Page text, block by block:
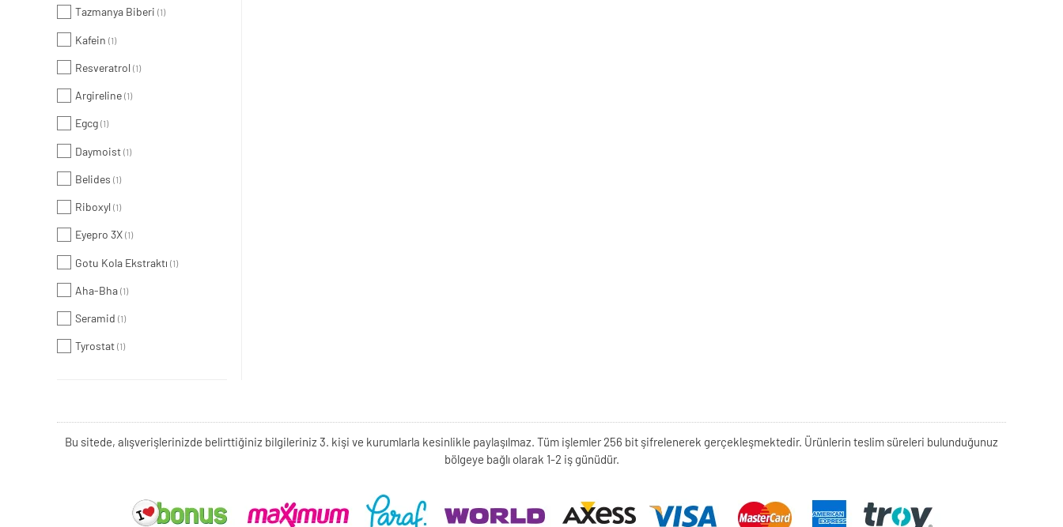
Tazmanya Biberi (1)
Kafein (1)
Resveratrol (1)
Argireline (1)
Egcg (1)
Daymoist (1)
Belides (1)
Riboxyl (1)
Eyepro 3X (1)
Gotu Kola Ekstraktı (1)
Aha-Bha (1)
Seramid (1)
Tyrostat (1)
Bu sitede, alışverişlerinizde belirttiğiniz bilgileriniz 3. kişi ve kurumlarla kesinlikle paylaşılmaz. Tüm işlemler 256 bit şifrelenerek gerçekleşmektedir. Ürünlerin teslim süreleri bulunduğunuz
bölgeye bağlı olarak 1-2 iş günüdür.